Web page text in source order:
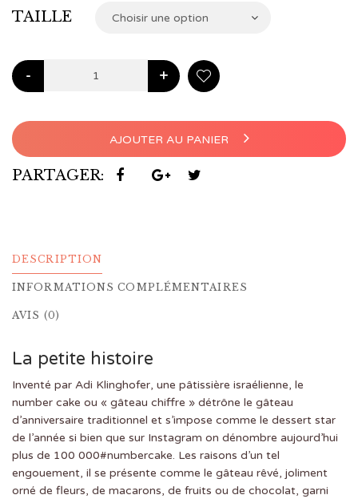
TAILLE Choisir une option
- +
AJOUTER AU PANIER
PARTAGER:
DESCRIPTION
INFORMATIONS COMPLÉMENTAIRES
AVIS (0)
La petite histoire
Inventé par Adi Klinghofer, une pâtissière israélienne, le
number cake ou « gâteau chiffre » détrône le gâteau
d’anniversaire traditionnel et s’impose comme le dessert star
de l’année si bien que sur Instagram on dénombre aujourd’hui
plus de 100 000#numbercake. Les raisons d’un tel
engouement, il se présente comme le gâteau rêvé, joliment
orné de fleurs, de macarons, de fruits ou de chocolat, garni